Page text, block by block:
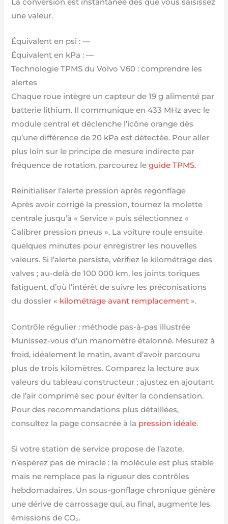
une valeur.
Équivalent en psi : —
Équivalent en kPa : —
Technologie TPMS du Volvo V60 : comprendre les
alertes
Chaque roue intègre un capteur de 19 g alimenté par
batterie lithium. Il communique en 433 MHz avec le
module central et déclenche l’icône orange dès
qu’une différence de 20 kPa est détectée. Pour aller
plus loin sur le principe de mesure indirecte par
fréquence de rotation, parcourez leguide TPMS.
Réinitialiser l’alerte pression après regonflage
Après avoir corrigé la pression, tournez la molette
centrale jusqu’à « Service » puis sélectionnez «
Calibrer pression pneus ». La voiture roule ensuite
quelques minutes pour enregistrer les nouvelles
valeurs. Si l’alerte persiste, vérifiez le kilométrage des
valves ; au-delà de 100 000 km, les joints toriques
fatiguent, d’où l’intérêt de suivre les préconisations
du dossier « kilométrage avant remplacement ».
Contrôle régulier : méthode pas-à-pas illustrée
Munissez-vous d’un manomètre étalonné. Mesurez à
froid, idéalement le matin, avant d’avoir parcouru
plus de trois kilomètres. Comparez la lecture aux
valeurs du tableau constructeur ; ajustez en ajoutant
de l’air comprimé sec pour éviter la condensation.
Pour des recommandations plus détaillées,
consultez la page consacrée à la pression idéale.
Si votre station de service propose de l’azote,
n’espérez pas de miracle : la molécule est plus stable
mais ne remplace pas la rigueur des contrôles
hebdomadaires. Un sous-gonflage chronique génère
une dérive de carrossage qui, au final, augmente les
émissions de CO₂.